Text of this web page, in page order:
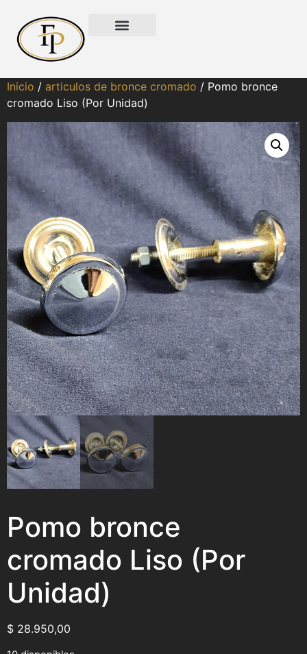
Inicio / articulos de bronce cromado / Pomo bronce
cromado Liso (Por Unidad)
Pomo bronce
cromado Liso (Por
Unidad)
$ 28.950,00